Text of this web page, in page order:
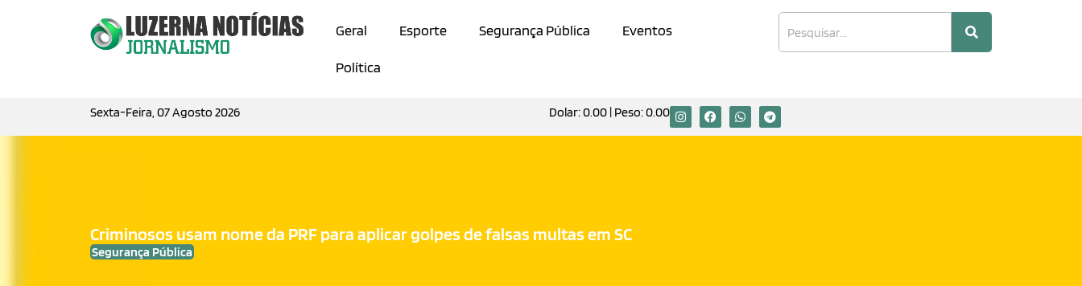
Geral Esporte Segurança Pública Eventos
Política
Sexta-Feira, 07 Agosto 2026 Dolar:0.00 | Peso:0.00
Criminosos usam nome da PRF para aplicar golpes de falsas multas em SC
Segurança Pública